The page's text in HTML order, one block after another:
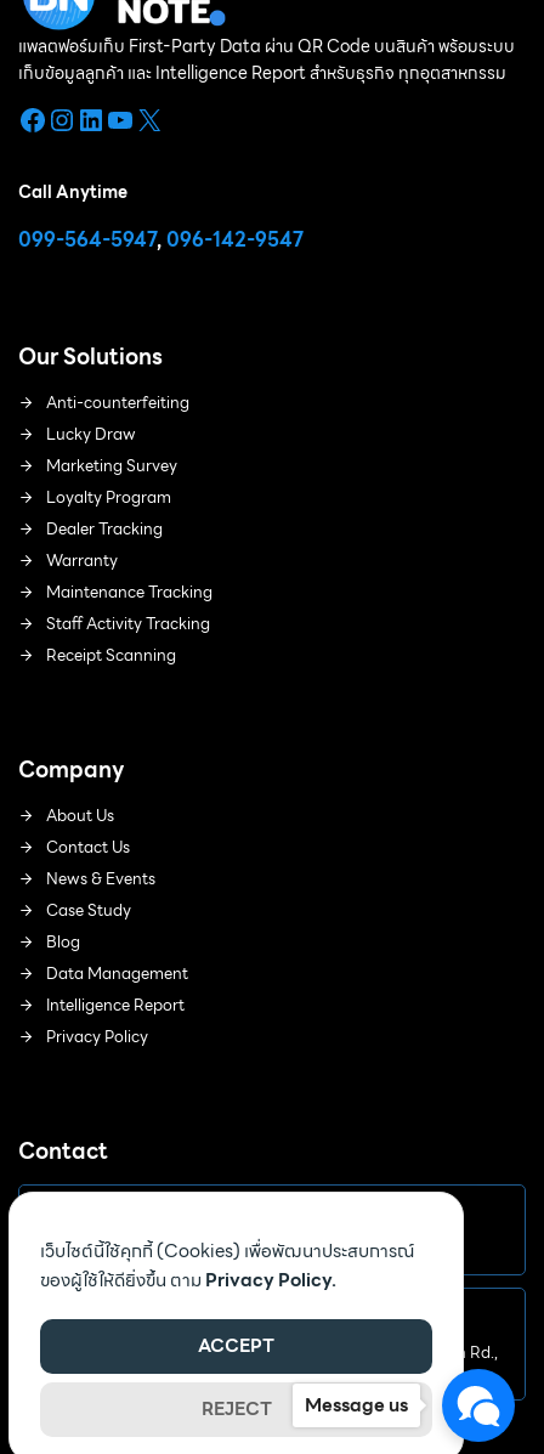
แพลตฟอร์มเก็บ First-Party Data ผ่าน QR Code บนสินค้า พร้อมระบบ
เก็บข้อมูลลูกค้า และ Intelligence Report สำหรับธุรกิจ ทุกอุตสาหกรรม
Facebook
Instagram
LinkedIn
YouTube
X
Call Anytime
099-564-5947,096-142-9547
Our Solutions
Anti-counterfeiting
Lucky Draw
Marketing Survey
Loyalty Program
Dealer Tracking
Warranty
Maintenance Tracking
Staff Activity Tracking
Receipt Scanning
Company
About Us
Contact Us
News & Events
Case Study
Blog
Data Management
Intelligence Report
Privacy Policy
Contact
sales@birthnote.co
Address
3332 Viwatchai Bldg. 7th Fl., Unit A, Phahonyothin Rd.,
Chomphon, Chatuchak, Bangkok 1090
©2026 Birth Note Co., Ltd. All rights reserved.
Message us
เว็บไซต์นี้ใช้คุกกี้ (Cookies) เพื่อพัฒนาประสบการณ์
ของผู้ใช้ให้ดียิ่งขึ้น ตาม Privacy Policy.
ACCEPT
REJECT